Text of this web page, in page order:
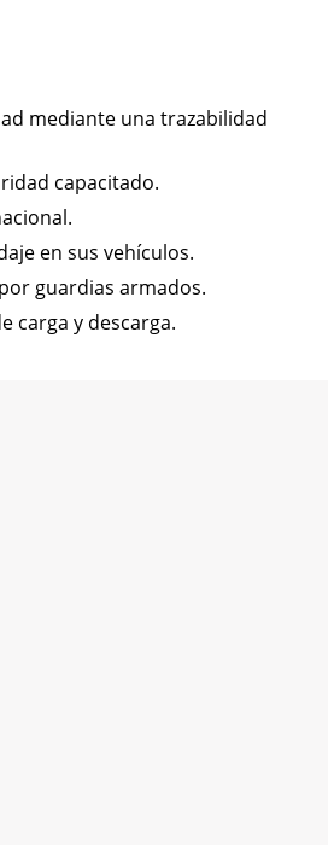
mediante una trazabilidad
capacitado.
en sus vehículos.
guardias armados.
carga y descarga.